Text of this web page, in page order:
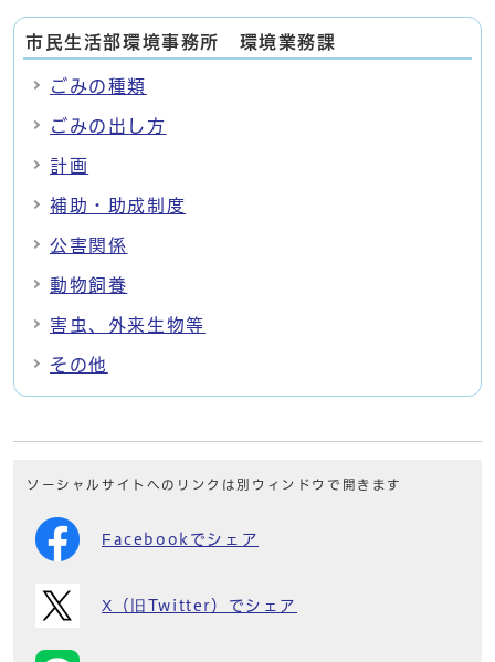
市民生活部環境事務所 環境業務課
ごみの種類
ごみの出し方
計画
補助・助成制度
公害関係
動物飼養
害虫、外来生物等
その他
ソーシャルサイトへのリンクは別ウィンドウで開きます
Facebookでシェア
X（旧Twitter）でシェア